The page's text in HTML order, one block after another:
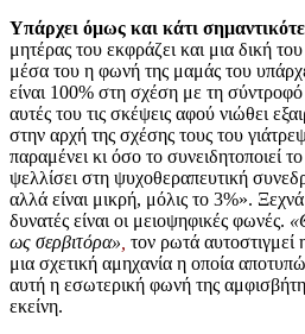
Υπάρχει όμως και κάτι
μητέρας του εκφράζει και μια δική
μέσα του η φωνή της μαμάς του
είναι 100% στη σχέση με τη
αυτές του τις σκέψεις αφού νιώθει
στην αρχή της σχέσης τους του
παραμένει κι όσο το συνειδητοποιεί
ψελλίσει στη ψυχοθεραπευτική
αλλά είναι μικρή, μόλις το 3%».
δυνατές είναι οι μειοψηφικές φωνές.
ως σερβιτόρα» τον ρωτά αυτοστιγμεί
μια σχετική αμηχανία η οποία
αυτή η εσωτερική φωνή της
εκείνη.